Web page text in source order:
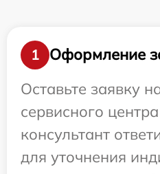
1
Оформление
Оставьте заявку
сервисного
консультант
для уточнения